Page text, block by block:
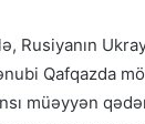
Rusiyanın
Qafqazda
müəyyən